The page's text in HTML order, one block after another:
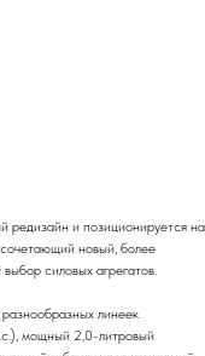
редизайн и позиционируется на
новый, более
силовых агрегатов.
линеек
мощный 2,0-литровый